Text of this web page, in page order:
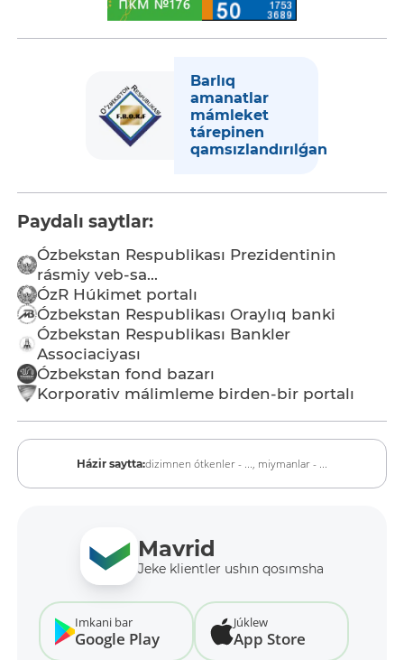
Barlıq
amanatlar
mámleket
tárepinen
qamsızlandırılǵan
Paydalı saytlar:
Ózbekstan Respublikası Prezidentinin
rásmiy veb-sa...
ÓzR Húkimet portalı
Ózbekstan Respublikası Oraylıq banki
Ózbekstan Respublikası Bankler
Associaciyası
Ózbekstan fond bazarı
Korporativ málimleme birden-bir portalı
Házir saytta:dizimnen ótkenler - ..., miymanlar - ...
Mavrid
Jeke klientler ushın qosımsha
Imkani bar
Google Play
Júklew
App Store